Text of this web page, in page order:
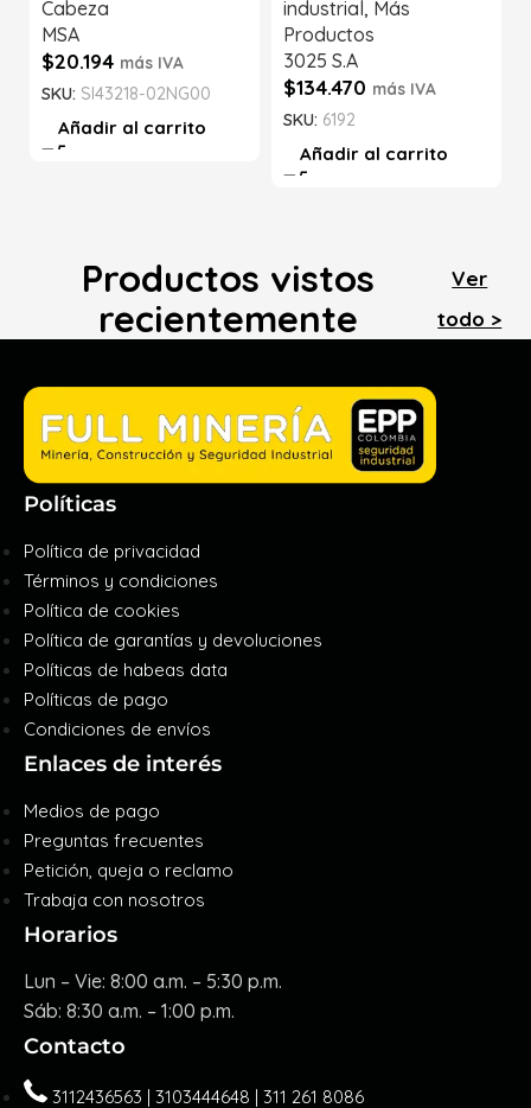
Cabeza
MSA
$20.194 más IVA
SKU: SI43218-02NG00
Añadir al carrito
industrial, Más
Productos
3025 S.A
$134.470 más IVA
SKU: 6192
Añadir al carrito
Productos vistos
recientemente
Ver
todo >
Políticas
Política de privacidad
Términos y condiciones
Política de cookies
Política de garantías y devoluciones
Políticas de habeas data
Políticas de pago
Condiciones de envíos
Enlaces de interés
Medios de pago
Preguntas frecuentes
Petición, queja o reclamo
Trabaja con nosotros
Horarios
Lun – Vie: 8:00 a.m. – 5:30 p.m.
Sáb: 8:30 a.m. – 1:00 p.m.
Contacto
3112436563 | 3103444648 | 311 261 8086